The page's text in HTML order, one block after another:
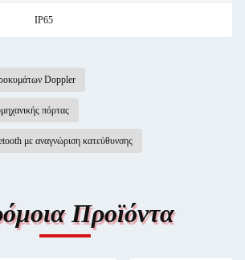
IP65
Doppler
πόρτας
με αναγνώριση κατεύθυνσης
Προϊόντα